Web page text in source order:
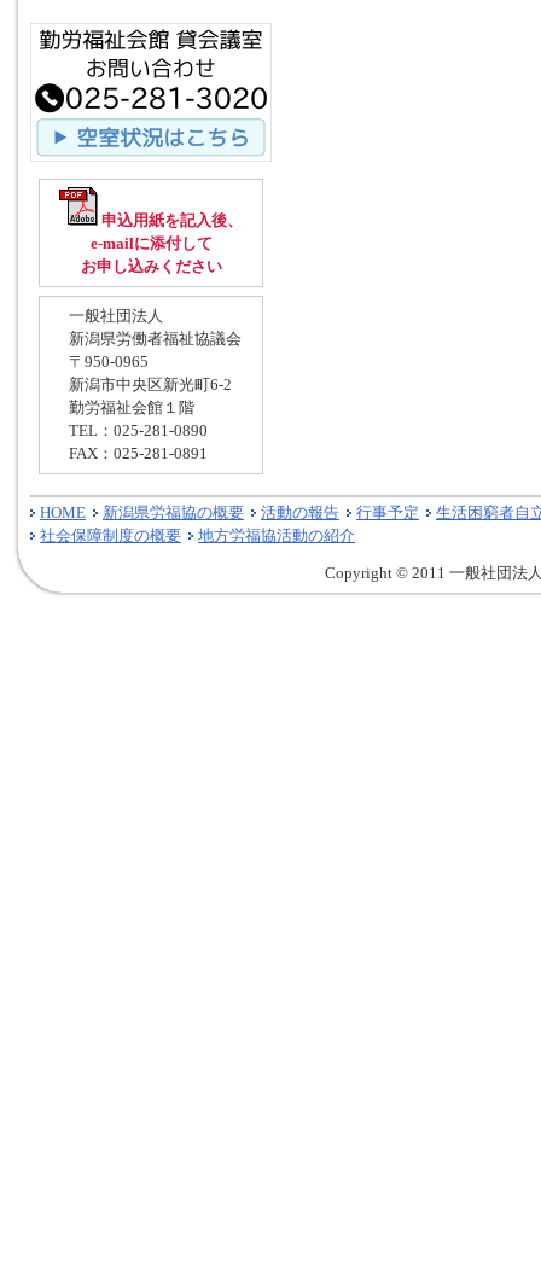
申込用紙を記入後、
e-mailに添付して
お申し込みください
一般社団法人
新潟県労働者福祉協議会
〒950-0965
新潟市中央区新光町6-2
勤労福祉会館１階
TEL：025-281-0890
FAX：025-281-0891
HOME 新潟県労福協の概要 活動の報告 行事予定
生活困窮者自
社会保障制度の概要
地方労福協活動の紹介
Copyright © 2011 一般社団法